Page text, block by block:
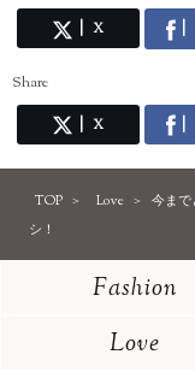
X
Share
X
TOP Love
今ま
シ！
Fashion
Love